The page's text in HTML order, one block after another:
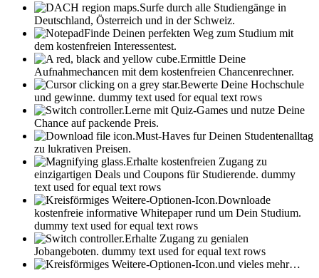
Surfe durch alle Studiengänge in
Deutschland, Österreich und in der Schweiz.
Finde Deinen perfekten Weg zum Studium mit
dem kostenfreien Interessentest.
Ermittle Deine
Aufnahmechancen mit dem kostenfreien Chancenrechner.
Bewerte Deine Hochschule
und gewinne. dummy text used for equal text rows
Lerne mit Quiz-Games und nutze Deine
Chance auf packende Preis.
Must-Haves fur Deinen Studentenalltag
zu lukrativen Preisen.
Erhalte kostenfreien Zugang zu
einzigartigen Deals und Coupons für Studierende. dummy
text used for equal text rows
Downloade
kostenfreie informative Whitepaper rund um Dein Studium.
dummy text used for equal text rows
Erhalte Zugang zu genialen
Jobangeboten. dummy text used for equal text rows
und vieles mehr…